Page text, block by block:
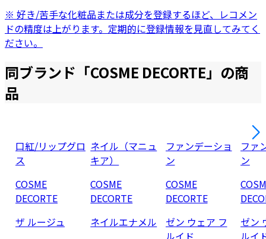
※ 好き/苦手な化粧品または成分を登録するほど、レコメン
ドの精度は上がります。定期的に登録情報を見直してみてく
ださい。
同ブランド「COSME DECORTE」の商
品
口紅/リップグロ
ス
COSME
DECORTE
ザ ルージュ
ネイル（マニュ
キア）
COSME
DECORTE
ネイルエナメル
ファンデーショ
ン
COSME
DECORTE
ゼン ウェア フ
ルイド
ファ
ン
ゼン
ルイ